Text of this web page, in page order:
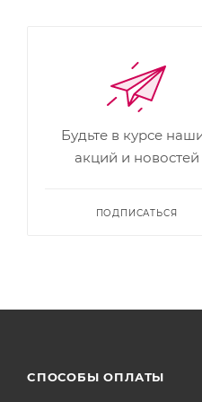
Будьте в курсе
акций и новостей
ПОДПИСАТЬСЯ
CПОСОБЫ ОПЛАТЫ